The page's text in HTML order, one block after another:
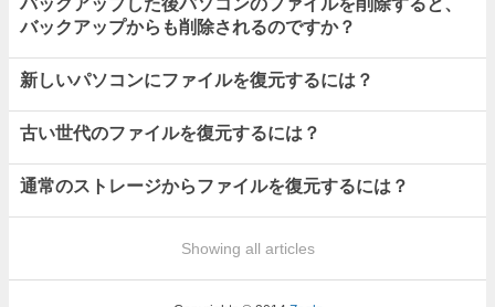
バックアップした後パソコンのファイルを削除すると、
バックアップからも削除されるのですか？
新しいパソコンにファイルを復元するには？
古い世代のファイルを復元するには？
通常のストレージからファイルを復元するには？
Showing all articles